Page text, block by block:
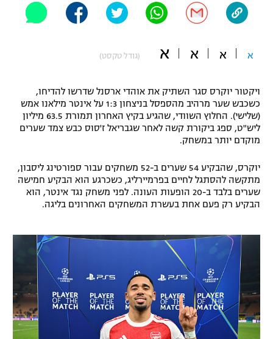
"מחצית בשכונה" – פודקאסט
משתתפים וזוכים בפרסים
תקנון משתתפים וזוכים בפרסים
תקנון עבור פעילות אלקטרה
טניס
גיימינג E-Sports
תנאי שימוש
תקנון פעילות ספורט 1
רשיון להקרנה פומבית לבית עסק
הצטרפות לחבילת הערוצים
אופניים
ספורט מוטורי
פוטבול אמריקאי NFL
בייסבול MLB
ספורט אתגרי ואקסטרים
אומנויות לחימה
א א א א (גודל טקסט)
ויקטור יוקרס סגר השתיק את אוהדי ארסנל שדרשו להדיחו,
כשכבש שער מרהיב מהספסל בניצחון 1:3 על אינטר מילאנו אמש
(שלישי). החלוץ השוודי, שהגיע בקיץ האחרון תמורת 63.5 מיליון
ליש"ט, ספג ביקורת קשה לאחר שגבריאל ז'סוס כבש צמד שערים
מוקדם יותר במשחק.
יוקרס, שהבקיע 54 שערים ב-52 משחקים עבור ספורטינג ליסבון,
מתקשה להסתגל לחיים בפרמיירליג, כשכרגע הוא הבקיע חמישה
שערים בלבד ב-20 הופעות העונה. לפני משחק נגד אינטר, הוא
הבקיע רק פעם אחת בעשרת המשחקים האחרונים בליגה.